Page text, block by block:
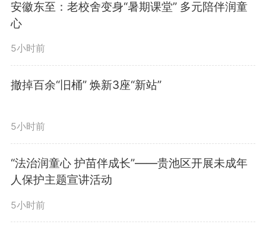
口靠竹子增收的农户已有近4万
户，户均年增收超过2万元。原因
就在一根小小的毛竹，长出了一条
距兰关村一小时车程的池州高
新区，鸿叶集团生产车间里，智能
化生产线高速运转，一支支竹吸管
安徽东至：老校舍变身“暑期课堂” 多元陪伴润童
心
5小时前
撤掉百余“旧桶” 焕新3座“新站”
5小时前
“法治润童心 护苗伴成长”——贵池区开展未成年
人保护主题宣讲活动
5小时前